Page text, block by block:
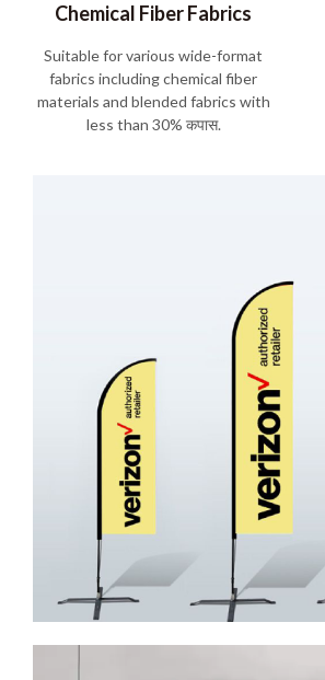
Chemical Fiber Fabrics
Suitable for various wide-format
fabrics including chemical fiber
materials and blended fabrics with
less than 30% कपास.